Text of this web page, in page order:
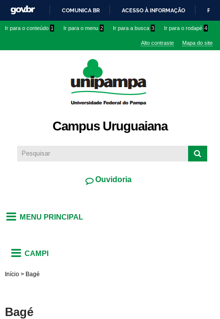
conteúdo
IR
O
COMUNICA BR ACESSO À INFORMAÇÃO
Ir para o conteúdo 1 Ir para o menu 2 Ir para a busca 3 Ir para o rodapé 4
Alto contraste Mapa do site
Campus Uruguaiana
Ouvidoria
MENU PRINCIPAL
CAMPI
Início > Bagé
Bagé